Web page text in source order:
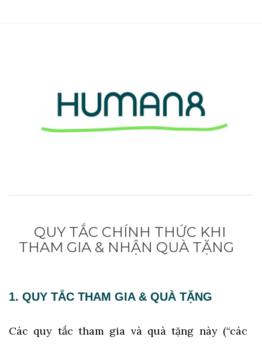
QUY TẮC CHÍNH THỨC KHI
THAM GIA & NHẬN QUÀ TẶNG
1. QUY TẮC THAM GIA & QUÀ TẶNG
Các quy tắc tham gia và quà tặng này (“các